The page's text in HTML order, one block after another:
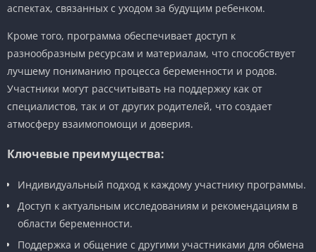
аспектах, связанных с уходом за будущим ребенком.
Кроме того, программа обеспечивает доступ к
разнообразным ресурсам и материалам, что способствует
лучшему пониманию процесса беременности и родов.
Участники могут рассчитывать на поддержку как от
специалистов, так и от других родителей, что создает
атмосферу взаимопомощи и доверия.
Ключевые преимущества:
Индивидуальный подход к каждому участнику программы.
Доступ к актуальным исследованиям и рекомендациям в
области беременности.
Поддержка и общение с другими участниками для обмена